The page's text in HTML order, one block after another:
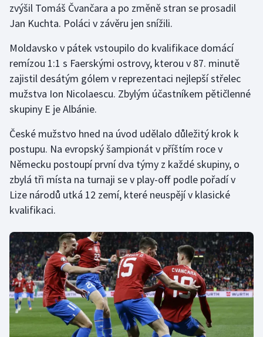
Olympijské hry
Plavání
Plážový volejbal
Rychlobruslení
Rychlostní kanoistika
Short track
Sportovní střelba
Stolní tenis
Triatlon
Veslování
zvýšil Tomáš Čvančara a po změně stran se prosadil
Jan Kuchta. Poláci v závěru jen snížili.
Moldavsko v pátek vstoupilo do kvalifikace domácí
remízou 1:1 s Faerskými ostrovy, kterou v 87. minutě
zajistil desátým gólem v reprezentaci nejlepší střelec
mužstva Ion Nicolaescu. Zbylým účastníkem pětičlenné
skupiny E je Albánie.
České mužstvo hned na úvod udělalo důležitý krok k
postupu. Na evropský šampionát v příštím roce v
Německu postoupí první dva týmy z každé skupiny, o
zbylá tři místa na turnaji se v play-off podle pořadí v
Lize národů utká 12 zemí, které neuspějí v klasické
kvalifikaci.